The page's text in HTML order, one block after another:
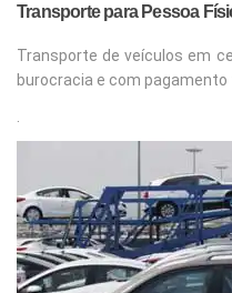
Transporte para Pessoa
Transporte de veículos em
burocracia e com pagamento